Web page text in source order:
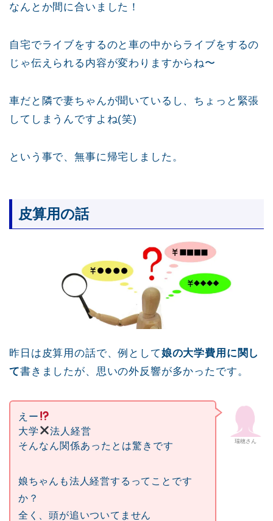
なんとか間に合いました！
自宅でライブをするのと車の中からライブをするの
じゃ伝えられる内容が変わりますからね〜
車だと隣で妻ちゃんが聞いているし、ちょっと緊張
してしまうんですよね(笑)
という事で、無事に帰宅しました。
皮算用の話
昨日は皮算用の話で、例として娘の大学費用に関し
て書きましたが、思いの外反響が多かったです。
瑞穂さん
えー
大学
法人経営
そんなん関係あったとは驚きです
娘ちゃんも法人経営するってことです
か？
全く、頭が追いついてません